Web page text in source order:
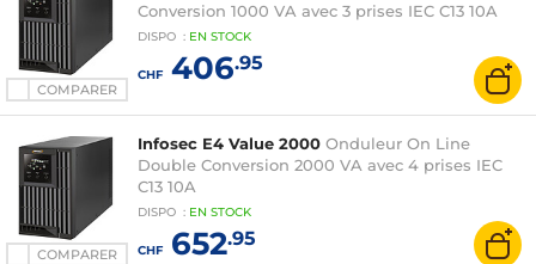
COMPARER
Conversion 1000 VA avec 3 prises IEC C13 10A
DISPO : EN STOCK
CHF406.95
COMPARER
Infosec E4 Value 2000 Onduleur On Line
Double Conversion 2000 VA avec 4 prises IEC
C13 10A
DISPO : EN STOCK
CHF652.95